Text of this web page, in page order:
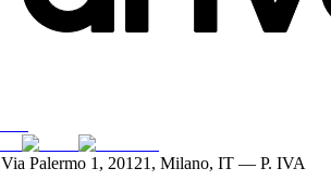
Via Palermo 1, 20121, Milano, IT — P. IVA